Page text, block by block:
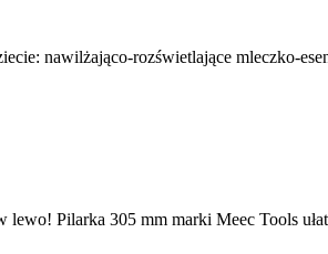
nawilżająco-rozświetlające mleczko-
Pilarka 305 mm marki Meec Tools